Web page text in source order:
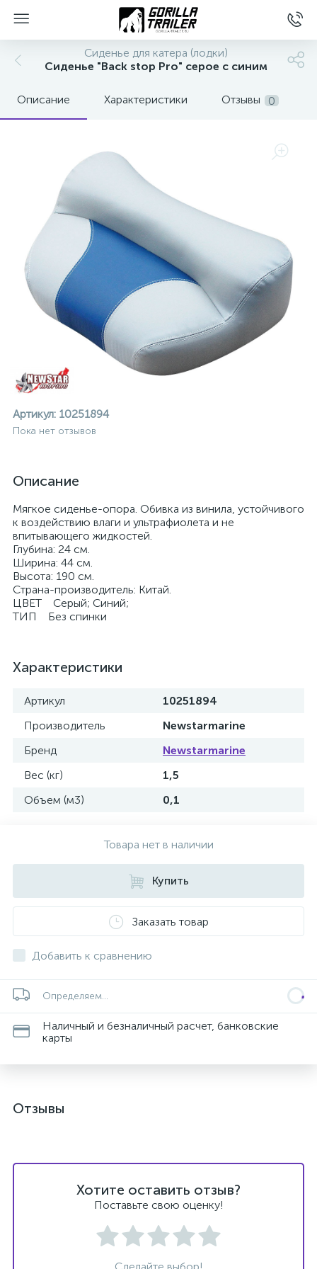
Сиденье для катера (лодки)
Сиденье "Back stop Pro" серое с синим
Описание Характеристики Отзывы 0
Артикул: 10251894
Пока нет отзывов
Описание
Мягкое сиденье-опора. Обивка из винила, устойчивого
к воздействию влаги и ультрафиолета и не
впитывающего жидкостей.
Глубина: 24 см.
Ширина: 44 см.
Высота: 190 см.
Страна-производитель: Китай.
ЦВЕТ Серый; Синий;
ТИП Без спинки
Характеристики
Артикул
10251894
Производитель
Newstarmarine
Бренд
Newstarmarine
Вес (кг)
1,5
Объем (м3)
0,1
Товара нет в наличии
Купить
Заказать товар
Добавить к сравнению
Определяем...
Наличный и безналичный расчет, банковские
карты
Отзывы
Хотите оставить отзыв?
Поставьте свою оценку!